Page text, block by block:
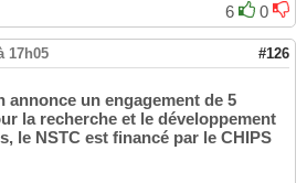
6
0
17h05 #126
un engagement de 5
la recherche et le développement
le NSTC est financé par le CHIPS